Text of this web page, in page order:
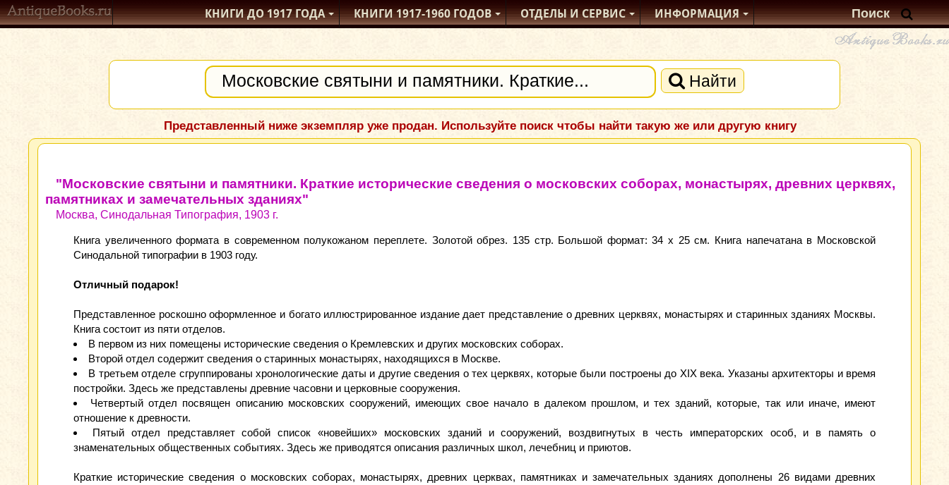
КНИГИ ДО 1917ГОДА КНИГИ1917-1960ГОДОВ ОТДЕЛЫИ СЕРВИС ИНФОРМАЦИЯ
Найти
Представленный ниже экземпляр уже продан. Используйте поиск чтобы найти такую же или другую книгу
"Московские святыни и памятники. Краткие исторические сведения о московских соборах, монастырях, древних церквях,
памятниках и замечательных зданиях"
Москва, Синодальная Типография, 1903 г.
Книга увеличенного формата в современном полукожаном переплете. Золотой обрез. 135 стр. Большой формат: 34 х 25 см. Книга напечатана в Московской
Синодальной типографии в 1903 году.
Отличный подарок!
Представленное роскошно оформленное и богато иллюстрированное издание дает представление о древних церквях, монастырях и старинных зданиях Москвы.
Книга состоит из пяти отделов.
В первом из них помещены исторические сведения о Кремлевских и других московских соборах.
Второй отдел содержит сведения о старинных монастырях, находящихся в Москве.
В третьем отделе сгруппированы хронологические даты и другие сведения о тех церквях, которые были построены до XIX века. Указаны архитекторы и время
постройки. Здесь же представлены древние часовни и церковные сооружения.
Четвертый отдел посвящен описанию московских сооружений, имеющих свое начало в далеком прошлом, и тех зданий, которые, так или иначе, имеют
отношение к древности.
Пятый отдел представляет собой список «новейших» московских зданий и сооружений, воздвигнутых в честь императорских особ, и в память о
знаменательных общественных событиях. Здесь же приводятся описания различных школ, лечебниц и приютов.
Краткие исторические сведения о московских соборах, монастырях, древних церквах, памятниках и замечательных зданиях дополнены 26 видами древних